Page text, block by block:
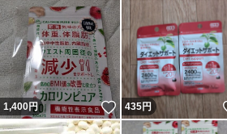
1,400円 いいね！
435円